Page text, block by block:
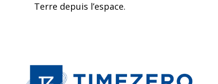
Terre depuis l’espace.